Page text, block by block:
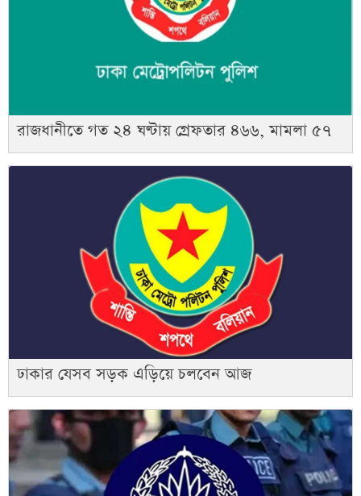
রাজধানীতে গত ২৪ ঘণ্টায় গ্রেফতার ৪৬৬, মামলা ৫৭
ঢাকার যেসব সড়ক এড়িয়ে চলবেন আজ